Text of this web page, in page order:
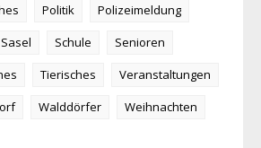
Politik
Polizeimeldung
Sasel Schule
Senioren
Tierisches
Veranstaltungen
Walddörfer
Weihnachten